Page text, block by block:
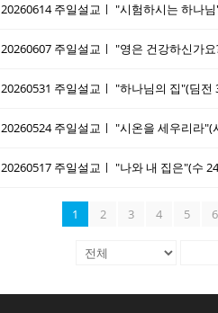
20260614 주일설교ㅣ "시험하시는 하나
20260607 주일설교ㅣ "영은 건강하신가
20260531 주일설교ㅣ "하나님의 집"(딤전
20260524 주일설교ㅣ "시온을 세우리라
20260517 주일설교ㅣ "나와 내 집은"(수
1 2 3 4 5 6